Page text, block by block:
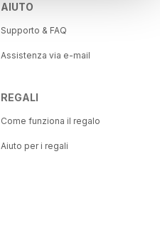
AIUTO
Supporto & FAQ
Assistenza via e-mail
REGALI
Come funziona il regalo
Aiuto per i regali